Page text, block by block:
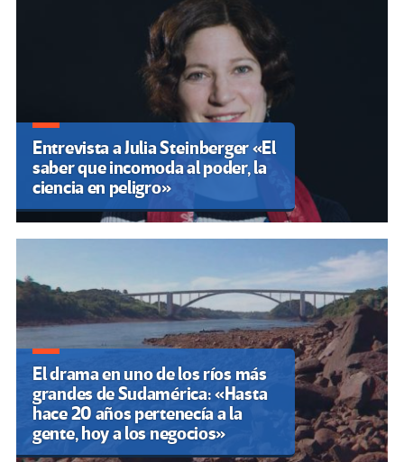
Entrevista a Julia Steinberger «El
saber que incomoda al poder, la
ciencia en peligro»
El drama en uno de los ríos más
grandes de Sudamérica: «Hasta
hace 20 años pertenecía a la
gente, hoy a los negocios»